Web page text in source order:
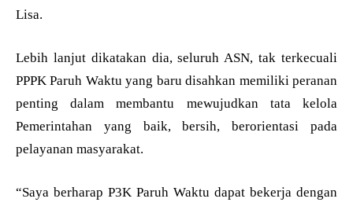
Lisa.
Lebih lanjut dikatakan dia, seluruh ASN, tak terkecuali
PPPK Paruh Waktu yang baru disahkan memiliki peranan
penting dalam membantu mewujudkan tata kelola
Pemerintahan yang baik, bersih, berorientasi pada
pelayanan masyarakat.
“Saya berharap P3K Paruh Waktu dapat bekerja dengan